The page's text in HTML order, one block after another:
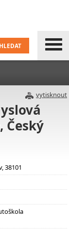
vytisknout
Český
38101